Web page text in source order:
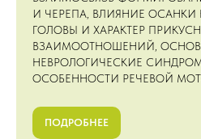
И ЧЕРЕПА, ВЛИЯНИЕ
ГОЛОВЫ И ХАРАКТЕР
ВЗАИМООТНОШЕНИЙ,
НЕВРОЛОГИЧЕСКИЕ
ОСОБЕННОСТИ РЕЧЕВОЙ
ПОДРОБНЕЕ